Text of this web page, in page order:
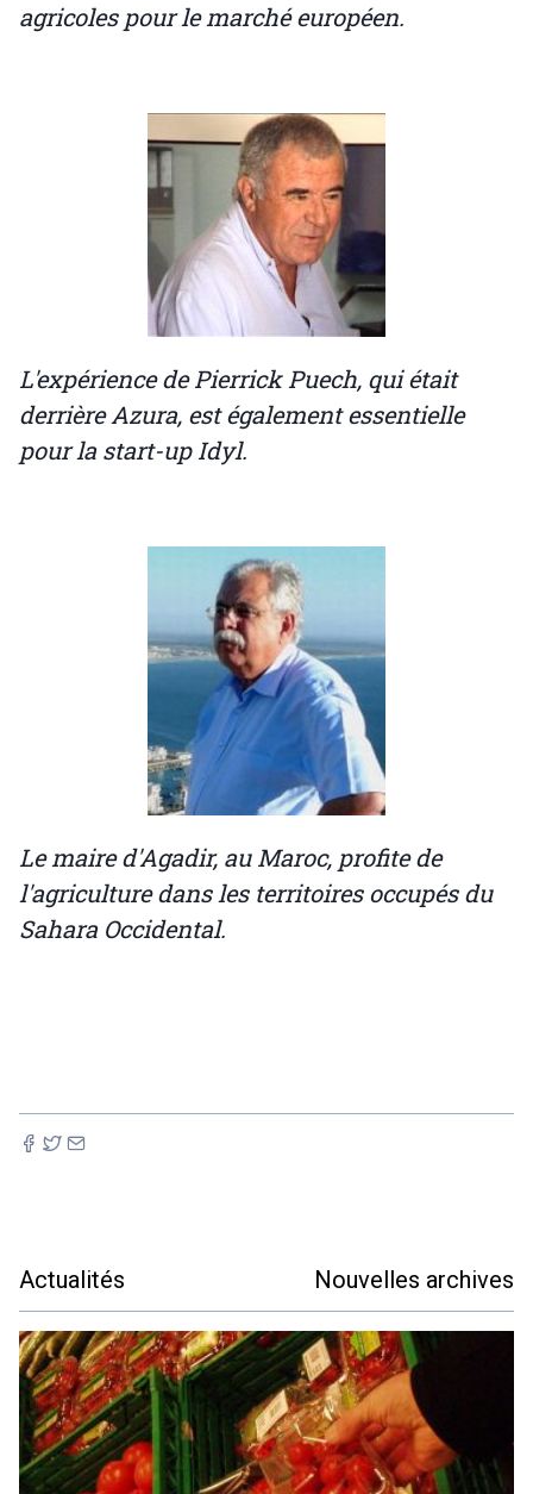
agricoles pour le marché européen.
L'expérience de Pierrick Puech, qui était
derrière Azura, est également essentielle
pour la start-up Idyl.
Le maire d'Agadir, au Maroc, profite de
l'agriculture dans les territoires occupés du
Sahara Occidental.
Actualités Nouvelles archives